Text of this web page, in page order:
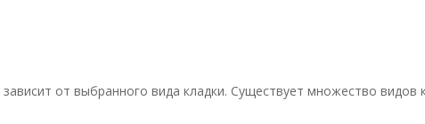
от выбранного вида кладки. Существует множество видов